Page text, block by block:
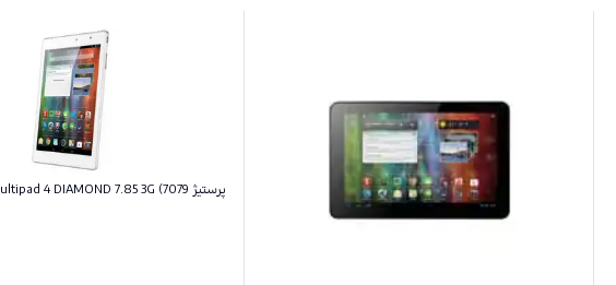
پرستیژ Multipad 4 DIAMOND 7.85 3G (7079)